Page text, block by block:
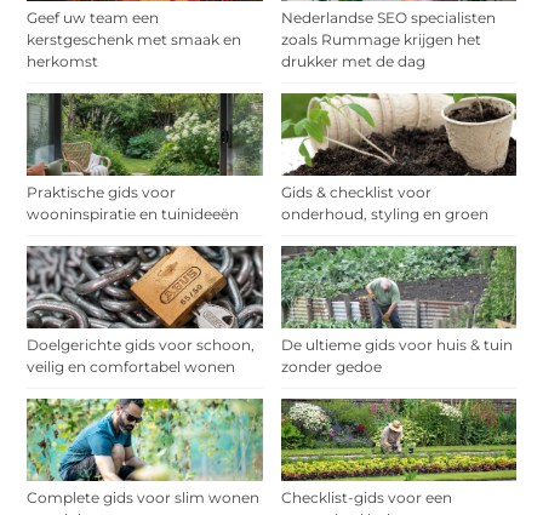
Geef uw team een
kerstgeschenk met smaak en
herkomst
Nederlandse SEO specialisten
zoals Rummage krijgen het
drukker met de dag
Praktische gids voor
wooninspiratie en tuinideeën
Gids & checklist voor
onderhoud, styling en groen
Doelgerichte gids voor schoon,
veilig en comfortabel wonen
De ultieme gids voor huis & tuin
zonder gedoe
Complete gids voor slim wonen
Checklist-gids voor een